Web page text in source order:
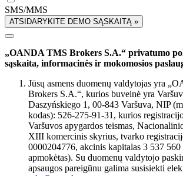
SMS/MMS
ATSIDARYKITE DEMO SĄSKAITĄ »
„OANDA TMS Brokers S.A.“ privatumo
sąskaita, informacinės ir mokomosios
Jūsų asmens duomenų valdytojas yra
Brokers S.A.“, kurios buveinė yra
Daszyńskiego 1, 00-843 Varšuva, NIP
kodas): 526-275-91-31, kurios
Varšuvos apygardos teismas,
XIII komercinis skyrius, tvarko
0000204776, akcinis kapitalas 3 537
apmokėtas). Su duomenų valdytojo
apsaugos pareigūnu galima susisiekti